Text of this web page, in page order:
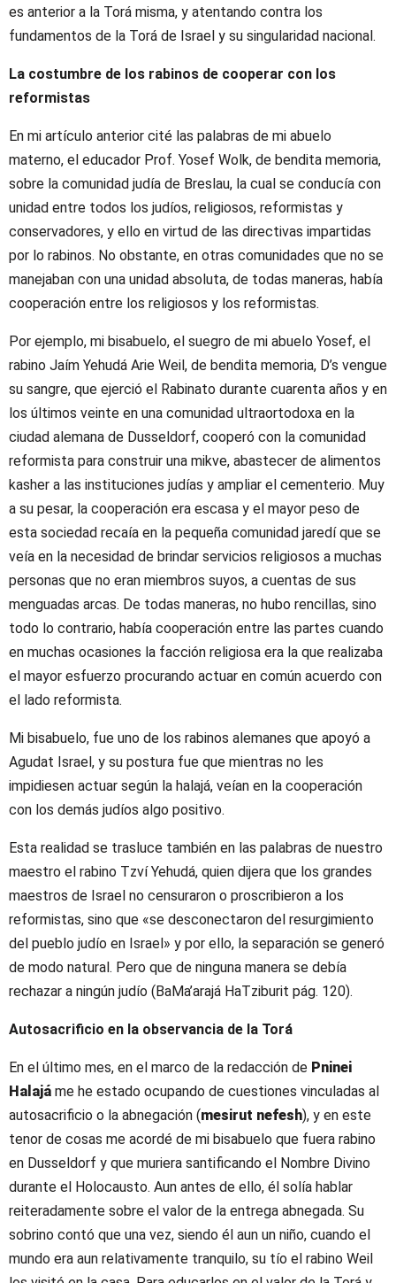
es anterior a la Torá misma, y atentando contra los
fundamentos de la Torá de Israel y su singularidad nacional.
La costumbre de los rabinos de cooperar con los
reformistas
En mi artículo anterior cité las palabras de mi abuelo
materno, el educador Prof. Yosef Wolk, de bendita memoria,
sobre la comunidad judía de Breslau, la cual se conducía con
unidad entre todos los judíos, religiosos, reformistas y
conservadores, y ello en virtud de las directivas impartidas
por lo rabinos. No obstante, en otras comunidades que no se
manejaban con una unidad absoluta, de todas maneras, había
cooperación entre los religiosos y los reformistas.
Por ejemplo, mi bisabuelo, el suegro de mi abuelo Yosef, el
rabino Jaím Yehudá Arie Weil, de bendita memoria, D’s vengue
su sangre, que ejerció el Rabinato durante cuarenta años y en
los últimos veinte en una comunidad ultraortodoxa en la
ciudad alemana de Dusseldorf, cooperó con la comunidad
reformista para construir una mikve, abastecer de alimentos
kasher a las instituciones judías y ampliar el cementerio. Muy
a su pesar, la cooperación era escasa y el mayor peso de
esta sociedad recaía en la pequeña comunidad jaredí que se
veía en la necesidad de brindar servicios religiosos a muchas
personas que no eran miembros suyos, a cuentas de sus
menguadas arcas. De todas maneras, no hubo rencillas, sino
todo lo contrario, había cooperación entre las partes cuando
en muchas ocasiones la facción religiosa era la que realizaba
el mayor esfuerzo procurando actuar en común acuerdo con
el lado reformista.
Mi bisabuelo, fue uno de los rabinos alemanes que apoyó a
Agudat Israel, y su postura fue que mientras no les
impidiesen actuar según la halajá, veían en la cooperación
con los demás judíos algo positivo.
Esta realidad se trasluce también en las palabras de nuestro
maestro el rabino Tzví Yehudá, quien dijera que los grandes
maestros de Israel no censuraron o proscribieron a los
reformistas, sino que «se desconectaron del resurgimiento
del pueblo judío en Israel» y por ello, la separación se generó
de modo natural. Pero que de ninguna manera se debía
rechazar a ningún judío (BaMa’arajá HaTziburit pág. 120).
Autosacrificio en la observancia de la Torá
En el último mes, en el marco de la redacción de Pninei
Halajá me he estado ocupando de cuestiones vinculadas al
autosacrificio o la abnegación (mesirut nefesh), y en este
tenor de cosas me acordé de mi bisabuelo que fuera rabino
en Dusseldorf y que muriera santificando el Nombre Divino
durante el Holocausto. Aun antes de ello, él solía hablar
reiteradamente sobre el valor de la entrega abnegada. Su
sobrino contó que una vez, siendo él aun un niño, cuando el
mundo era aun relativamente tranquilo, su tío el rabino Weil